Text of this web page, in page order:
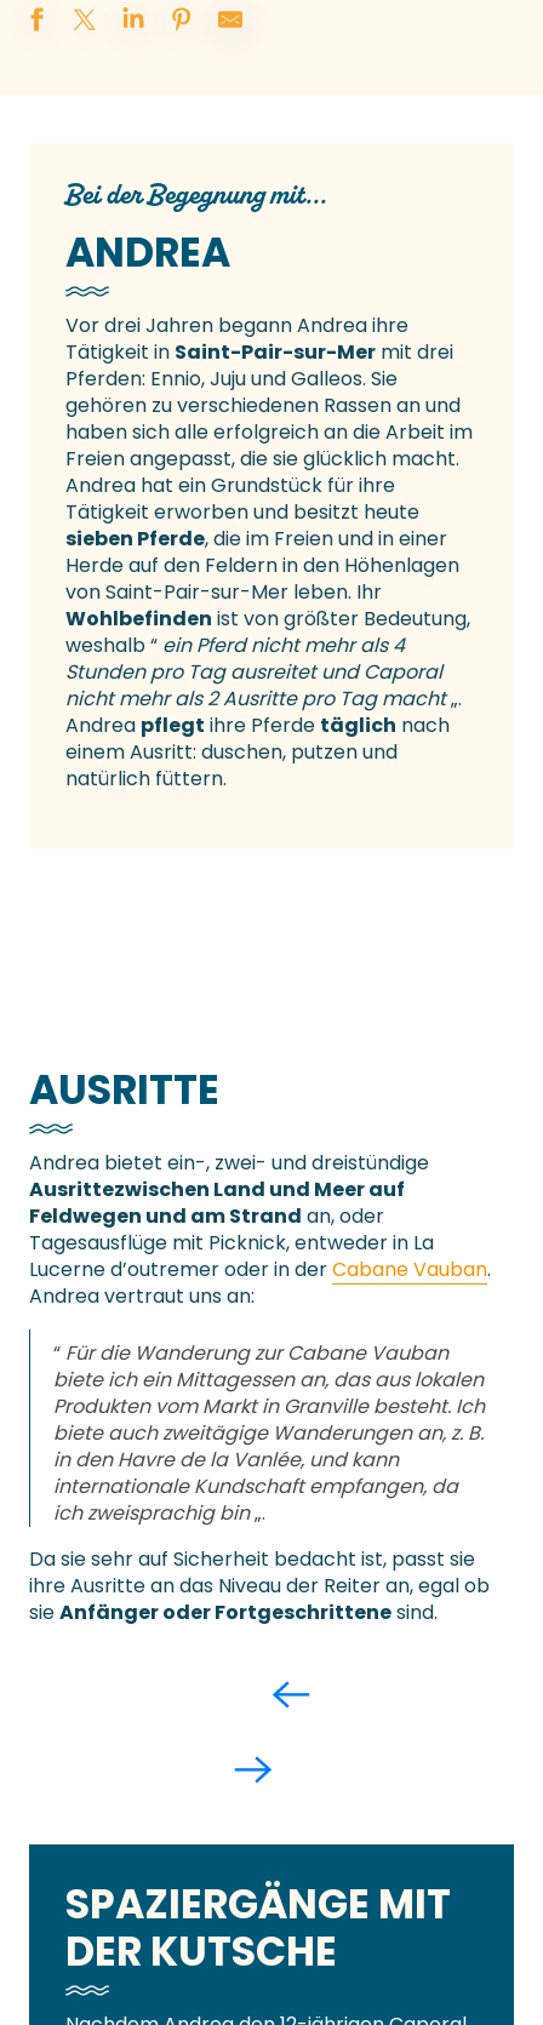
Bei der Begegnung mit...
ANDREA
Vor drei Jahren begann Andrea ihre
Tätigkeit in Saint-Pair-sur-Mer mit drei
Pferden: Ennio, Juju und Galleos. Sie
gehören zu verschiedenen Rassen an und
haben sich alle erfolgreich an die Arbeit im
Freien angepasst, die sie glücklich macht.
Andrea hat ein Grundstück für ihre
Tätigkeit erworben und besitzt heute
sieben Pferde, die im Freien und in einer
Herde auf den Feldern in den Höhenlagen
von Saint-Pair-sur-Mer leben. Ihr
Wohlbefinden ist von größter Bedeutung,
weshalb “ ein Pferd nicht mehr als 4
Stunden pro Tag ausreitet und Caporal
nicht mehr als 2 Ausritte pro Tag macht„.
Andrea pflegt ihre Pferde täglich nach
einem Ausritt: duschen, putzen und
natürlich füttern.
AUSRITTE
Andrea bietet ein-, zwei- und dreistündige
Ausrittezwischen Land und Meer auf
Feldwegen und am Strand an, oder
Tagesausflüge mit Picknick, entweder in La
Lucerne d’outremer oder in derCabane Vauban.
Andrea vertraut uns an:
“ Für die Wanderung zur Cabane Vauban
biete ich ein Mittagessen an, das aus lokalen
Produkten vom Markt in Granville besteht. Ich
biete auch zweitägige Wanderungen an, z. B.
in den Havre de la Vanlée, und kann
internationale Kundschaft empfangen, da
ich zweisprachig bin„.
Da sie sehr auf Sicherheit bedacht ist, passt sie
ihre Ausritte an das Niveau der Reiter an, egal ob
sieAnfänger oder Fortgeschrittenesind.
SPAZIERGÄNGE MIT
DER KUTSCHE